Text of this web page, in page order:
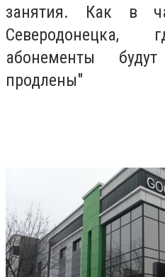
занятия. Как в
Северодонецка,
абонементы
продлены"